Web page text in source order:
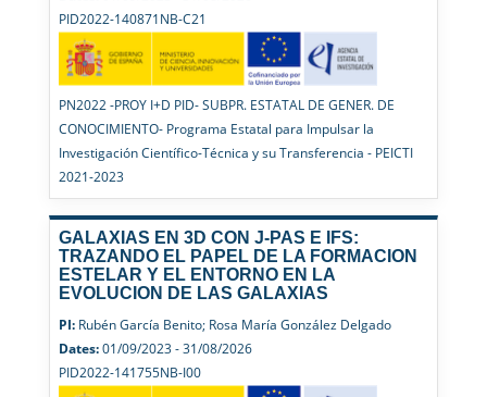
PID2022-140871NB-C21
PN2022 -PROY I+D PID- SUBPR. ESTATAL DE GENER. DE
CONOCIMIENTO- Programa Estatal para Impulsar la
Investigación Científico-Técnica y su Transferencia - PEICTI
2021-2023
GALAXIAS EN 3D CON J-PAS E IFS:
TRAZANDO EL PAPEL DE LA FORMACION
ESTELAR Y EL ENTORNO EN LA
EVOLUCION DE LAS GALAXIAS
PI:Rubén García Benito; Rosa María González Delgado
Dates:01/09/2023 - 31/08/2026
PID2022-141755NB-I00